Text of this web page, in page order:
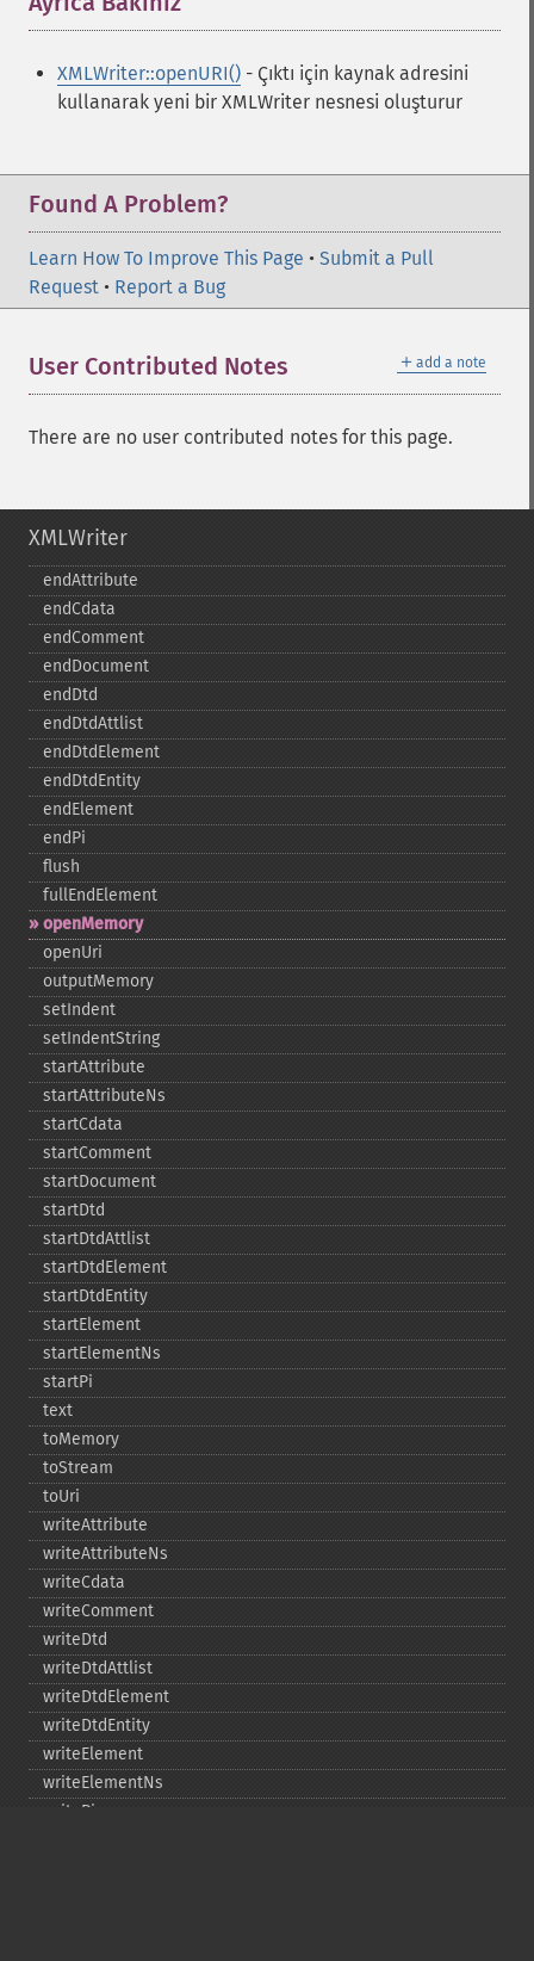
XMLWriter::openURI() - Çıktı için kaynak adresini
kullanarak yeni bir XMLWriter nesnesi oluşturur
Found A Problem?
Learn How To Improve This Page • Submit a Pull
Request • Report a Bug
＋ add a note
User Contributed Notes
There are no user contributed notes for this page.
XMLWriter
endAttribute
endCdata
endComment
endDocument
endDtd
endDtdAttlist
endDtdElement
endDtdEntity
endElement
endPi
flush
fullEndElement
openMemory
openUri
outputMemory
setIndent
setIndentString
startAttribute
startAttributeNs
startCdata
startComment
startDocument
startDtd
startDtdAttlist
startDtdElement
startDtdEntity
startElement
startElementNs
startPi
text
toMemory
toStream
toUri
writeAttribute
writeAttributeNs
writeCdata
writeComment
writeDtd
writeDtdAttlist
writeDtdElement
writeDtdEntity
writeElement
writeElementNs
writePi